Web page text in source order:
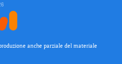
anche parziale del materiale